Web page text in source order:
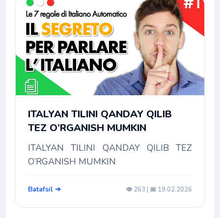
ITALYAN TILINI QANDAY QILIB
TEZ O’RGANISH MUMKIN
ITALYAN TILINI QANDAY QILIB TEZ
O’RGANISH MUMKIN
Batafsil ➔ 👁️ 263 | 📅 19.02.2026